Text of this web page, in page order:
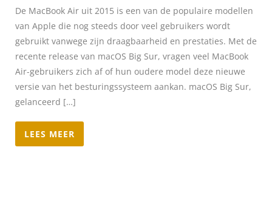
De MacBook Air uit 2015 is een van de populaire modellen
van Apple die nog steeds door veel gebruikers wordt
gebruikt vanwege zijn draagbaarheid en prestaties. Met de
recente release van macOS Big Sur, vragen veel MacBook
Air-gebruikers zich af of hun oudere model deze nieuwe
versie van het besturingssysteem aankan. macOS Big Sur,
gelanceerd […]
LEES MEER